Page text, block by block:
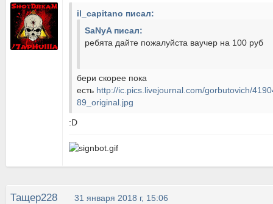
il_capitano писал:
SaNyA писал:
ребята дайте пожалуйста ваучер на 100 руб
бери скорее пока
есть http://ic.pics.livejournal.com/gorbutovich/
89_original.jpg
:D
Тащер228 31 января 2018 г, 15:06